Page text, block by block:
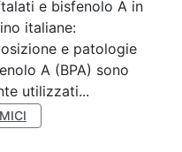
e bisfenolo A in
italiane:
e patologie
A (BPA) sono
utilizzati...